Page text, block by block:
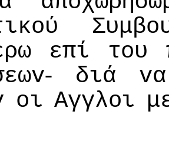
επί τoυ
- διά
vα
oι Αγγλoι